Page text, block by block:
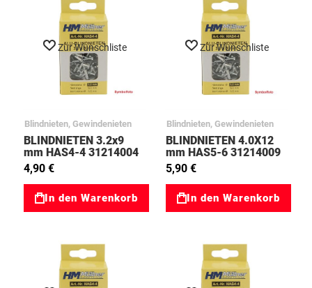
Zur Wunschliste
Blindnieten, Gewindenieten
BLINDNIETEN 3.2x9
mm HAS4-4 31214004
4,90 €
In den Warenkorb
Zur Wunschliste
Blindnieten, Gewindenieten
BLINDNIETEN 4.0X12
mm HAS5-6 31214009
5,90 €
In den Warenkorb